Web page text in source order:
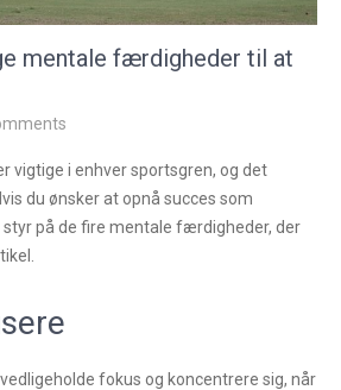
mentale færdigheder til at
vigtige i enhver sportsgren, og det
du ønsker at opnå succes som
styr på de fire mentale færdigheder, der
fokus og koncentrere sig, når